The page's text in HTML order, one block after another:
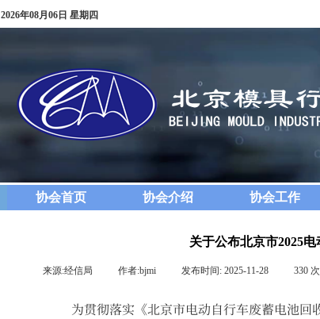
2026年08月06日 星期四
协会首页 协会介绍 协会工作
关于公布北京市2025
来源:经信局 作者:bjmi 发布时间: 2025-11-28 330
为贯彻落实《北京市电动自行车废蓄电池回